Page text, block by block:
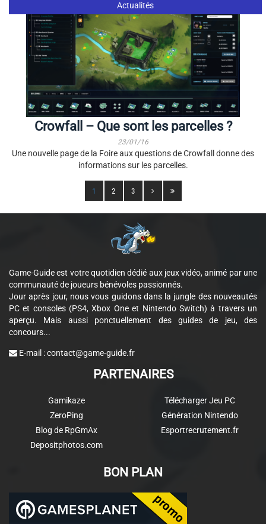
Actualités
Crowfall – Que sont les parcelles ?
23/01/16
Une nouvelle page de la Foire aux questions de Crowfall donne des
informations sur les parcelles.
1 2 3
Game-Guide est votre quotidien dédié aux jeux vidéo, animé par une
communauté de joueurs bénévoles passionnés.
Jour après jour, nous vous guidons dans la jungle des nouveautés
PC et consoles (PS4, Xbox One et Nintendo Switch) à travers un
aperçu. Mais aussi ponctuellement des guides de jeu, des
concours...
E-mail :contact@game-guide.fr
PARTENAIRES
Gamikaze
ZeroPing
Blog de RpGmAx
Depositphotos.com
Télécharger Jeu PC
Génération Nintendo
Esportrecrutement.fr
BON PLAN